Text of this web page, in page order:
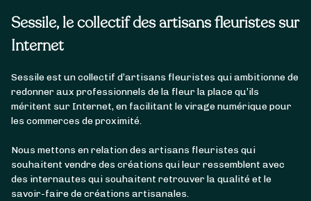
Sessile, le collectif des artisans fleuristes sur
Internet
Sessile est un collectif d’artisans fleuristes qui ambitionne de
redonner aux professionnels de la fleur la place qu’ils
méritent sur Internet, en facilitant le virage numérique pour
les commerces de proximité.
Nous mettons en relation des artisans fleuristes qui
souhaitent vendre des créations qui leur ressemblent avec
des internautes qui souhaitent retrouver la qualité et le
savoir-faire de créations artisanales.